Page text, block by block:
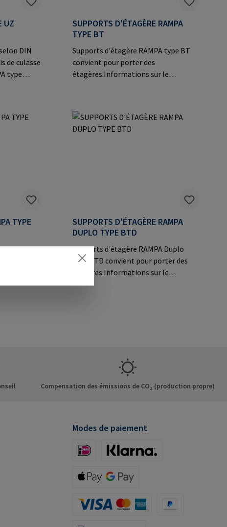
UZ
DIN
de culasse
type
Mail:
SUPPORTS D'ÉTAGÈRE RAMPA
TYPE BT
Supports d'étagère RAMPA type BT
convient pour porter des
étagères.Informations sur le
Mail: mail@rampa.com
TYPE
BTWS
sur le
SUPPORTS D'ÉTAGÈRE RAMPA
DUPLO TYPE BTD
Supports d'étagère RAMPA Duplo
type BTD convient pour porter des
étagères.Informations sur le
fabricant: RAMPA GmbH & Co. KG Auf
Compensation des émissions de CO₂ (production propre)
Modes de paiement